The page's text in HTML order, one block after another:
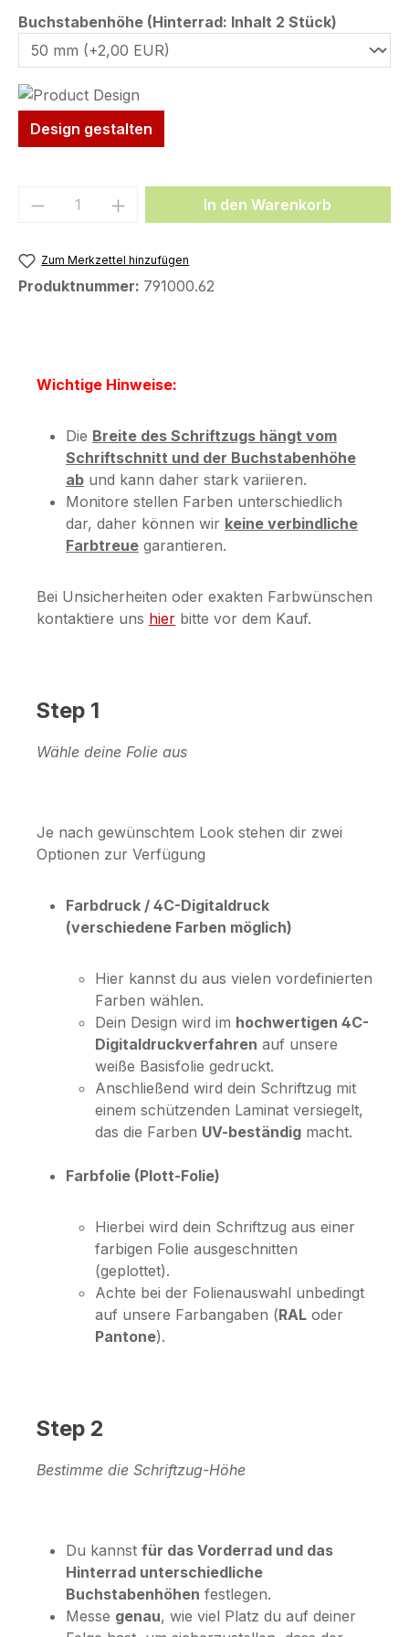
Buchstabenhöhe (Hinterrad: Inhalt 2 Stück)
Design gestalten
Produkt Anzahl: Gib denIn den Warenkorb
Zum Merkzettel hinzufügen
Produktnummer: 791000.62
Wichtige Hinweise:
Die Breite des Schriftzugs hängt vom
Schriftschnitt und der Buchstabenhöhe
ab und kann daher stark variieren.
Monitore stellen Farben unterschiedlich
dar, daher können wir keine verbindliche
Farbtreue garantieren.
Bei Unsicherheiten oder exakten Farbwünschen
kontaktiere uns hier bitte vor dem Kauf.
Step 1
Wähle deine Folie aus
Je nach gewünschtem Look stehen dir zwei
Optionen zur Verfügung
Farbdruck / 4C-Digitaldruck
(verschiedene Farben möglich)
Hier kannst du aus vielen vordefinierten
Farben wählen.
Dein Design wird im hochwertigen 4C-
Digitaldruckverfahren auf unsere
weiße Basisfolie gedruckt.
Anschließend wird dein Schriftzug mit
einem schützenden Laminat versiegelt,
das die Farben UV-beständig macht.
Farbfolie (Plott-Folie)
Hierbei wird dein Schriftzug aus einer
farbigen Folie ausgeschnitten
(geplottet).
Achte bei der Folienauswahl unbedingt
auf unsere Farbangaben (RAL oder
Pantone).
Step 2
Bestimme die Schriftzug-Höhe
Du kannst für das Vorderrad und das
Hinterrad unterschiedliche
Buchstabenhöhen festlegen.
Messe genau, wie viel Platz du auf deiner